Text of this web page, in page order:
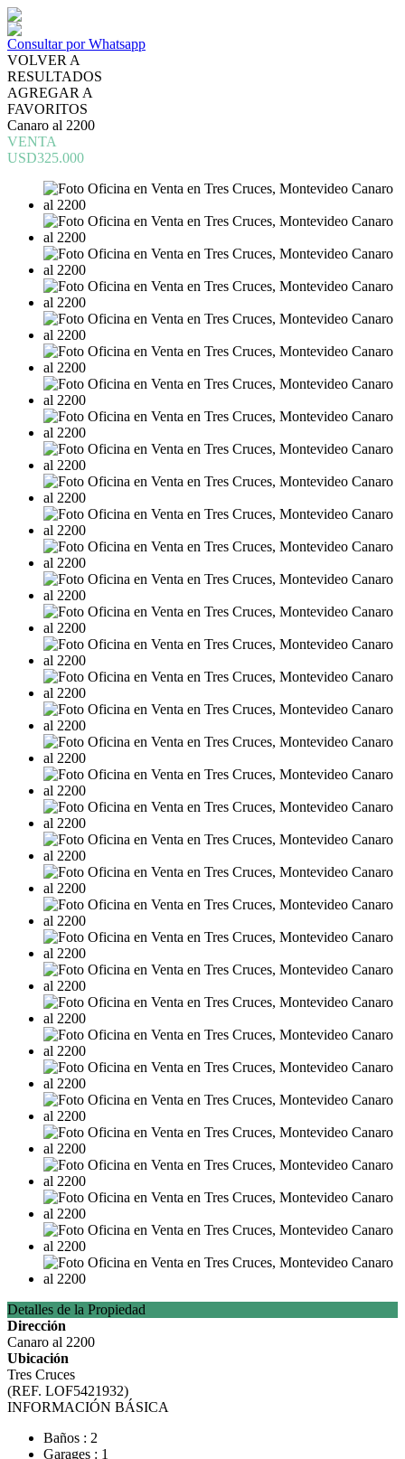
Consultar por Whatsapp
VOLVER A
RESULTADOS
AGREGAR A
FAVORITOS
Canaro al 2200
VENTA
USD325.000
Detalles de la Propiedad
Dirección
Canaro al 2200
Ubicación
Tres Cruces
(REF. LOF5421932)
INFORMACIÓN BÁSICA
Baños : 2
Garages : 1